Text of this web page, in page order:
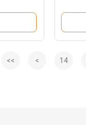
<< < 14